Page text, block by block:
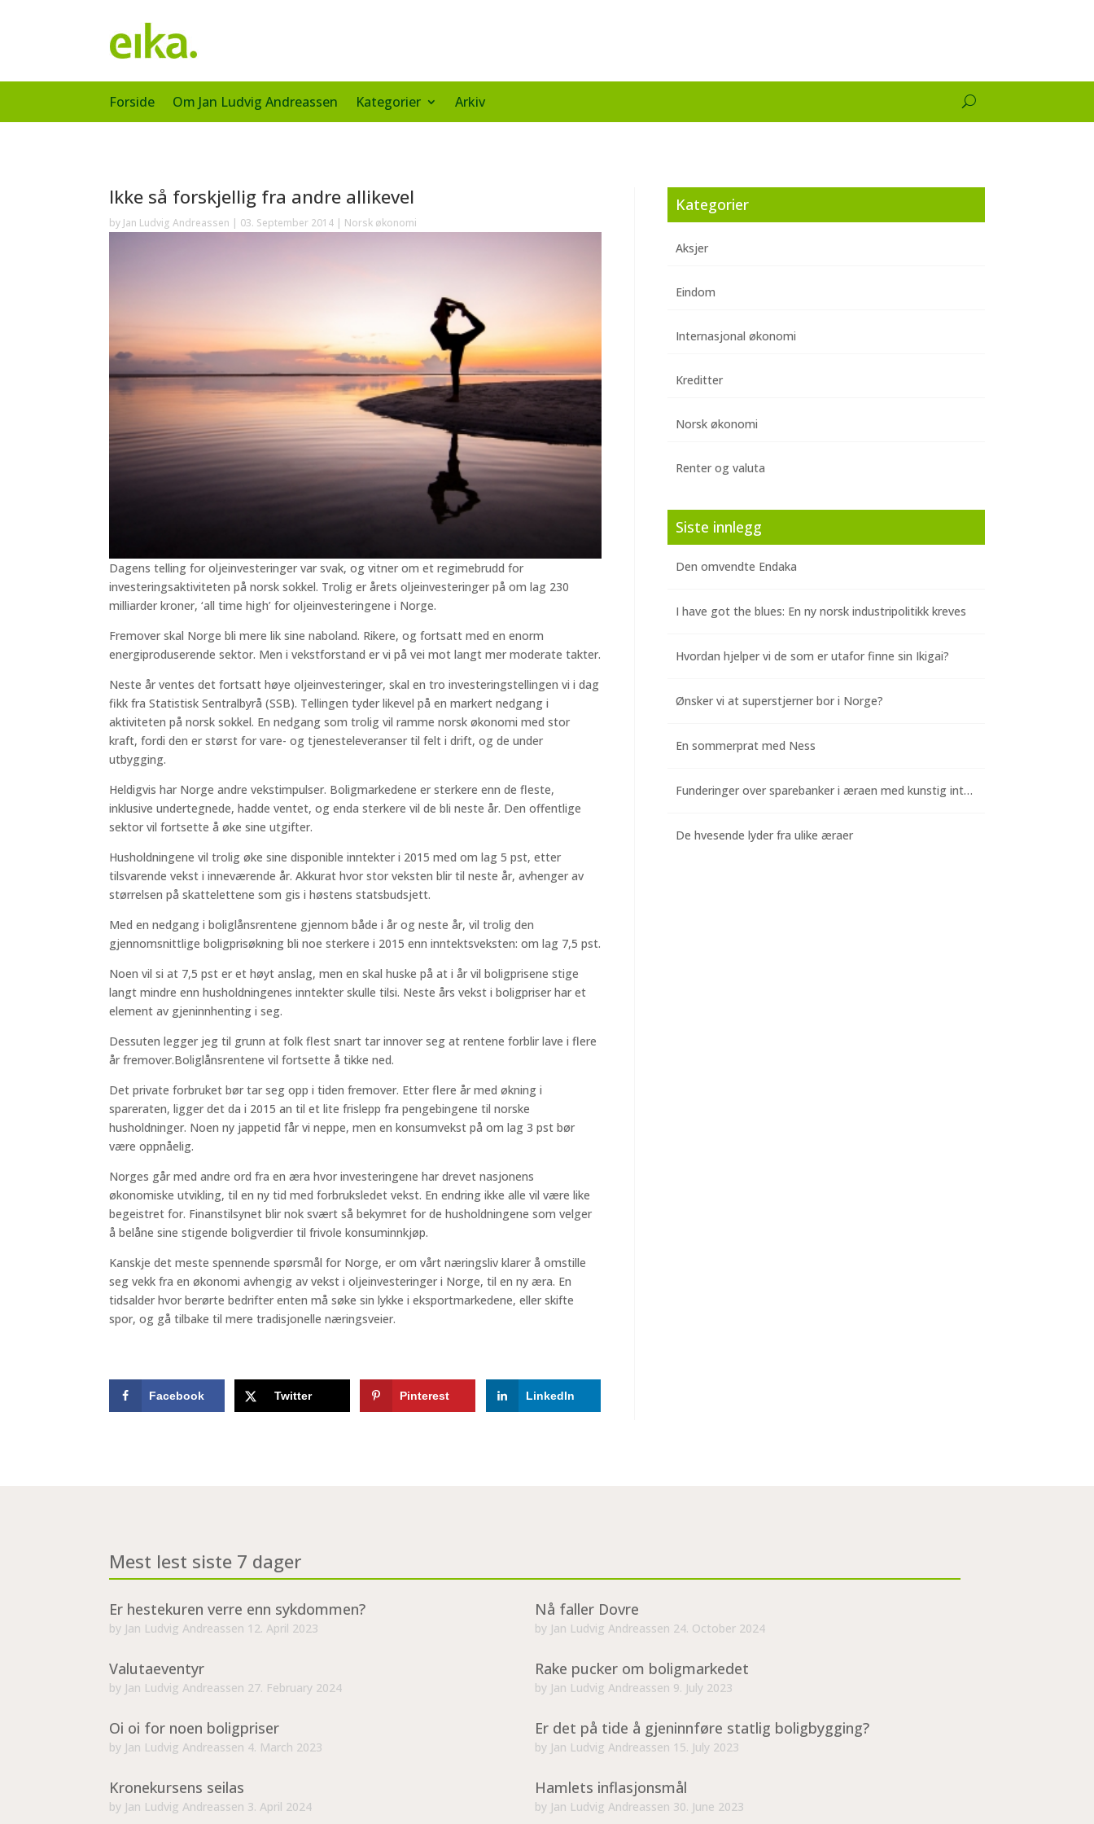
Forside Om Jan Ludvig Andreassen Kategorier Arkiv
Ikke så forskjellig fra andre allikevel
by Jan Ludvig Andreassen | 03. September 2014 | Norsk økonomi
Dagens telling for oljeinvesteringer var svak, og vitner om et regimebrudd for
investeringsaktiviteten på norsk sokkel. Trolig er årets oljeinvesteringer på om lag 230
milliarder kroner, ‘all time high’ for oljeinvesteringene i Norge.
Fremover skal Norge bli mere lik sine naboland. Rikere, og fortsatt med en enorm
energiproduserende sektor. Men i vekstforstand er vi på vei mot langt mer moderate takter.
Neste år ventes det fortsatt høye oljeinvesteringer, skal en tro investeringstellingen vi i dag
fikk fra Statistisk Sentralbyrå (SSB). Tellingen tyder likevel på en markert nedgang i
aktiviteten på norsk sokkel. En nedgang som trolig vil ramme norsk økonomi med stor
kraft, fordi den er størst for vare- og tjenesteleveranser til felt i drift, og de under
utbygging.
Heldigvis har Norge andre vekstimpulser. Boligmarkedene er sterkere enn de fleste,
inklusive undertegnede, hadde ventet, og enda sterkere vil de bli neste år. Den offentlige
sektor vil fortsette å øke sine utgifter.
Husholdningene vil trolig øke sine disponible inntekter i 2015 med om lag 5 pst, etter
tilsvarende vekst i inneværende år. Akkurat hvor stor veksten blir til neste år, avhenger av
størrelsen på skattelettene som gis i høstens statsbudsjett.
Med en nedgang i boliglånsrentene gjennom både i år og neste år, vil trolig den
gjennomsnittlige boligprisøkning bli noe sterkere i 2015 enn inntektsveksten: om lag 7,5 pst.
Noen vil si at 7,5 pst er et høyt anslag, men en skal huske på at i år vil boligprisene stige
langt mindre enn husholdningenes inntekter skulle tilsi. Neste års vekst i boligpriser har et
element av gjeninnhenting i seg.
Dessuten legger jeg til grunn at folk flest snart tar innover seg at rentene forblir lave i flere
år fremover.Boliglånsrentene vil fortsette å tikke ned.
Det private forbruket bør tar seg opp i tiden fremover. Etter flere år med økning i
spareraten, ligger det da i 2015 an til et lite frislepp fra pengebingene til norske
husholdninger. Noen ny jappetid får vi neppe, men en konsumvekst på om lag 3 pst bør
være oppnåelig.
Norges går med andre ord fra en æra hvor investeringene har drevet nasjonens
økonomiske utvikling, til en ny tid med forbruksledet vekst. En endring ikke alle vil være like
begeistret for. Finanstilsynet blir nok svært så bekymret for de husholdningene som velger
å belåne sine stigende boligverdier til frivole konsuminnkjøp.
Kanskje det meste spennende spørsmål for Norge, er om vårt næringsliv klarer å omstille
seg vekk fra en økonomi avhengig av vekst i oljeinvesteringer i Norge, til en ny æra. En
tidsalder hvor berørte bedrifter enten må søke sin lykke i eksportmarkedene, eller skifte
spor, og gå tilbake til mere tradisjonelle næringsveier.
Facebook Twitter Pinterest LinkedIn
Kategorier
Aksjer
Eindom
Internasjonal økonomi
Kreditter
Norsk økonomi
Renter og valuta
Siste innlegg
Den omvendte Endaka
I have got the blues: En ny norsk industripolitikk kreves
Hvordan hjelper vi de som er utafor finne sin Ikigai?
Ønsker vi at superstjerner bor i Norge?
En sommerprat med Ness
Funderinger over sparebanker i æraen med kunstig intelligens
De hvesende lyder fra ulike æraer
Mest lest siste 7 dager
Er hestekuren verre enn sykdommen?
by Jan Ludvig Andreassen 12. April 2023
Nå faller Dovre
by Jan Ludvig Andreassen 24. October 2024
Valutaeventyr
by Jan Ludvig Andreassen 27. February 2024
Rake pucker om boligmarkedet
by Jan Ludvig Andreassen 9. July 2023
Oi oi for noen boligpriser
by Jan Ludvig Andreassen 4. March 2023
Er det på tide å gjeninnføre statlig boligbygging?
by Jan Ludvig Andreassen 15. July 2023
Kronekursens seilas
by Jan Ludvig Andreassen 3. April 2024
Hamlets inflasjonsmål
by Jan Ludvig Andreassen 30. June 2023